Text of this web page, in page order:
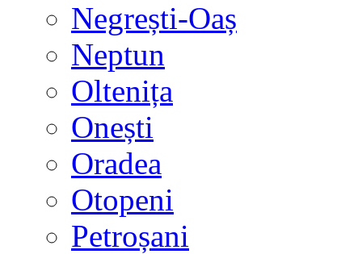
Negrești-Oaș
Neptun
Oltenița
Onești
Oradea
Otopeni
Petroșani